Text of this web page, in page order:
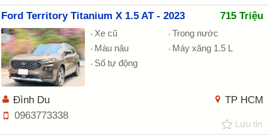
Ford Territory Titanium X 1.5 AT - 2023 715 Triệu
Xe cũ
Trong nước
Màu nâu
Máy xăng 1.5 L
Số tự động
TP HCM
Đình Du
0963773338
Lưu tin